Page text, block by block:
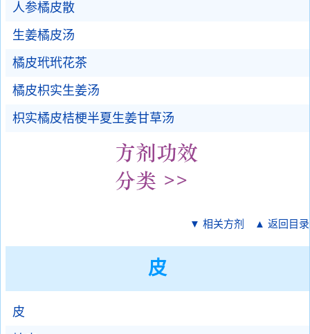
人参橘皮散
生姜橘皮汤
橘皮玳玳花茶
橘皮枳实生姜汤
枳实橘皮桔梗半夏生姜甘草汤
▼ 相关方剂 ▲ 返回目录
皮
皮